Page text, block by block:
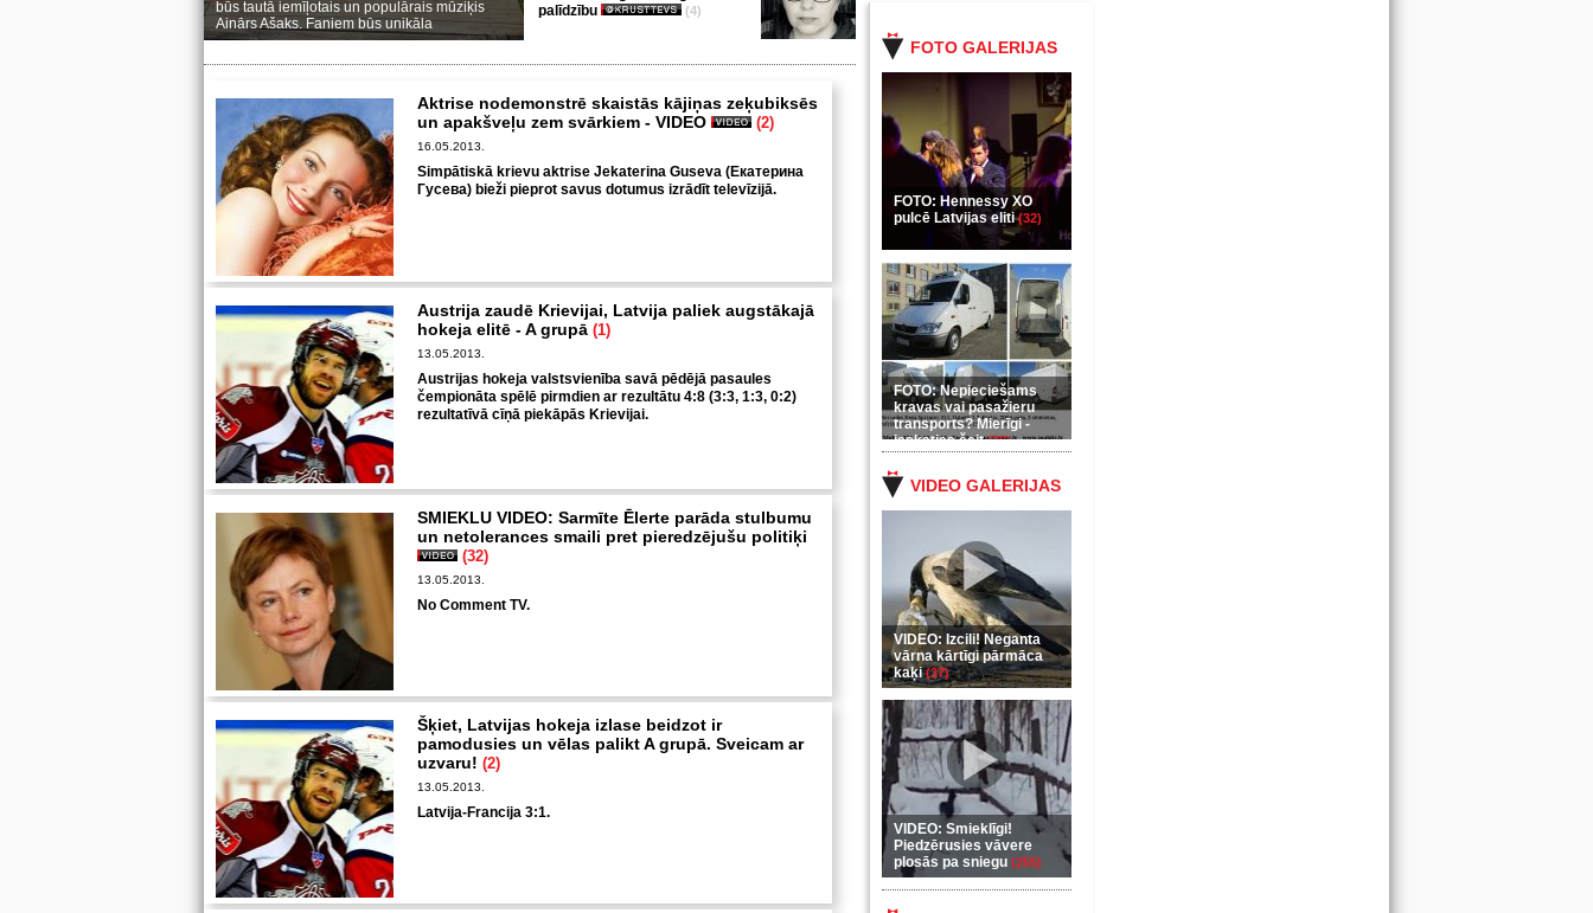
FOTO GALERIJAS
FOTO: Hennessy XO
pulcē Latvijas eliti(32)
FOTO: Nepieciešams
kravas vai pasažieru
transports? Mierīgi -
ieskaties šeit(35)
VIDEO GALERIJAS
VIDEO: Izcili! Neganta
vārna kārtīgi pārmāca
kaķi(37)
VIDEO: Smieklīgi!
Piedzērusies vāvere
plosās pa sniegu (255)
būs tautā iemīļotais un populārais mūziķis
Ainārs Ašaks. Faniem būs unikāla
palīdzību
(4)
Aktrise nodemonstrē skaistās kājiņas zeķubiksēs
un apakšveļu zem svārkiem - VIDEO
(2)
16.05.2013.
Simpātiskā krievu aktrise Jekaterina Guseva (Екатерина
Гусева) bieži pieprot savus dotumus izrādīt televīzijā.
Austrija zaudē Krievijai, Latvija paliek augstākajā
hokeja elitē - A grupā (1)
13.05.2013.
Austrijas hokeja valstsvienība savā pēdējā pasaules
čempionāta spēlē pirmdien ar rezultātu 4:8 (3:3, 1:3, 0:2)
rezultatīvā cīņā piekāpās Krievijai.
SMIEKLU VIDEO: Sarmīte Ēlerte parāda stulbumu
un netolerances smaili pret pieredzējušu politiķi
(32)
13.05.2013.
No Comment TV.
Šķiet, Latvijas hokeja izlase beidzot ir
pamodusies un vēlas palikt A grupā. Sveicam ar
uzvaru! (2)
13.05.2013.
Latvija-Francija 3:1.